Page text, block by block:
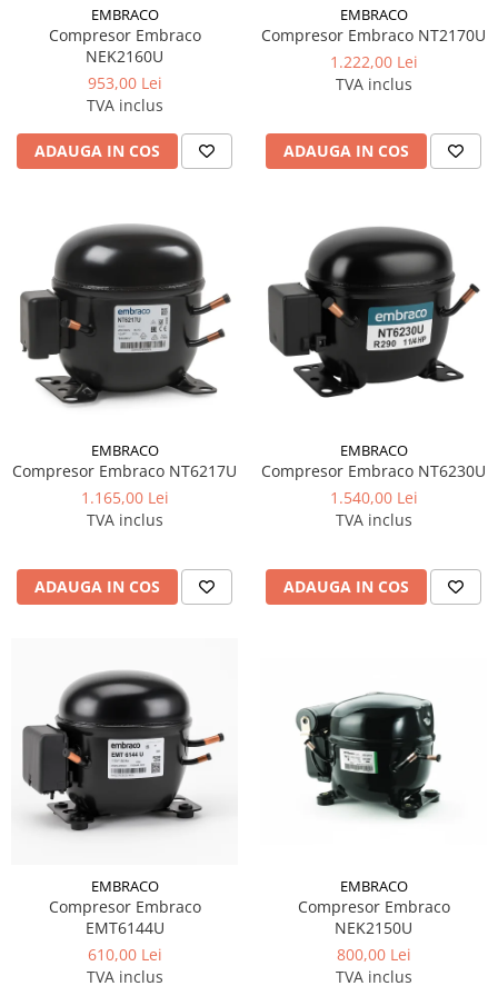
EMBRACO
Compresor Embraco
NEK2160U
953,00 Lei
TVA inclus
ADAUGA IN COS
EMBRACO
Compresor Embraco NT2170U
1.222,00 Lei
TVA inclus
ADAUGA IN COS
EMBRACO
Compresor Embraco NT6217U
1.165,00 Lei
TVA inclus
ADAUGA IN COS
EMBRACO
Compresor Embraco NT6230U
1.540,00 Lei
TVA inclus
ADAUGA IN COS
EMBRACO
Compresor Embraco
EMT6144U
610,00 Lei
TVA inclus
EMBRACO
Compresor Embraco
NEK2150U
800,00 Lei
TVA inclus